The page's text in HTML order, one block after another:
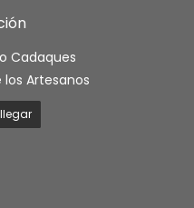
Cadaques
los Artesanos